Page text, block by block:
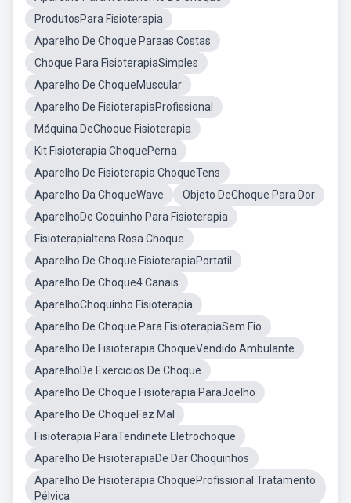
ProdutosPara Fisioterapia
Aparelho De Choque Paraas Costas
Choque Para FisioterapiaSimples
Aparelho De ChoqueMuscular
Aparelho De FisioterapiaProfissional
Máquina DeChoque Fisioterapia
Kit Fisioterapia ChoquePerna
Aparelho De Fisioterapia ChoqueTens
Aparelho Da ChoqueWave
Objeto DeChoque Para Dor
AparelhoDe Coquinho Para Fisioterapia
FisioterapiaItens Rosa Choque
Aparelho De Choque FisioterapiaPortatil
Aparelho De Choque4 Canais
AparelhoChoquinho Fisioterapia
Aparelho De Choque Para FisioterapiaSem Fio
Aparelho De Fisioterapia ChoqueVendido Ambulante
AparelhoDe Exercicios De Choque
Aparelho De Choque Fisioterapia ParaJoelho
Aparelho De ChoqueFaz Mal
Fisioterapia ParaTendinete Eletrochoque
Aparelho De FisioterapiaDe Dar Choquinhos
Aparelho De Fisioterapia ChoqueProfissional Tratamento
Pélvica